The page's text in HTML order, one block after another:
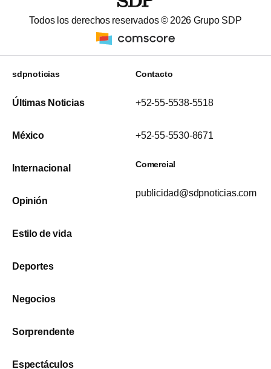
Todos los derechos reservados © 2026 Grupo SDP
sdpnoticias
Últimas Noticias
México
Internacional
Opinión
Estilo de vida
Deportes
Negocios
Sorprendente
Espectáculos
Contacto
+52-55-5538-5518
+52-55-5530-8671
Comercial
publicidad@sdpnoticias.com